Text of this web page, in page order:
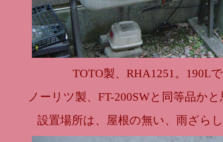
TOTO製、RHA1251。190L
ノーリツ製、FT-200SWと同等品か
設置場所は、屋根の無い、雨ざら